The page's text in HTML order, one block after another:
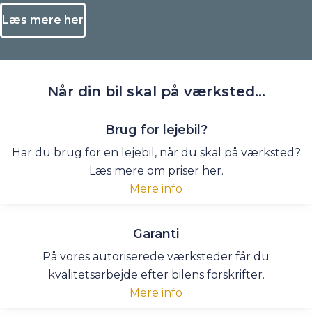
Læs mere her
Når din bil skal på værksted...
Brug for lejebil?
Har du brug for en lejebil, når du skal på værksted?
Læs mere om priser her.
Mere info
Garanti
På vores autoriserede værksteder får du
kvalitetsarbejde efter bilens forskrifter.
Mere info